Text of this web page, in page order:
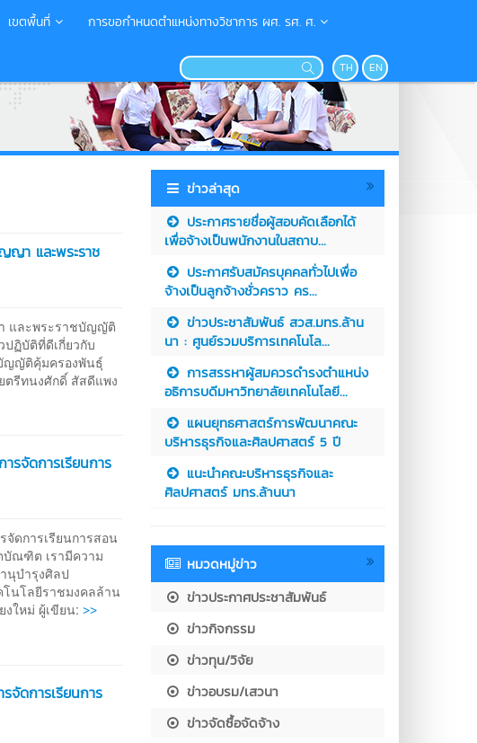
เขตพื้นที่ การขอกำหนดตำแหน่งทางวิชาการ ผศ. รศ. ศ.
TH EN
ญา และพระราช
และพระราชบัญญัติ
ฏิบัติที่ดีเกี่ยวกับ
ญญัติคุ้มครองพันธุ์
ตรีทนงศักดิ์ สัสดีแพง
จัดการเรียนการ
ดการเรียนการสอน
บัณฑิต เรามีความ
นุบำรุงศิลป
นโลยีราชมงคลล้าน
งใหม่ ผู้เขียน:>>
จัดการเรียนการ
ข่าวล่าสุด
ประกาศรายชื่อผู้สอบคัดเลือกได้
เพื่อจ้างเป็นพนักงานในสถาบ...
ประกาศรับสมัครบุคคลทั่วไปเพื่อ
จ้างเป็นลูกจ้างชั่วคราว คร...
ข่าวประชาสัมพันธ์ สวส.มทร.ล้าน
นา : ศูนย์รวมบริการเทคโนโล...
การสรรหาผู้สมควรดำรงตำแหน่ง
อธิการบดีมหาวิทยาลัยเทคโนโลยี...
แผนยุทธศาสตร์การพัฒนาคณะ
บริหารธุรกิจและศิลปศาสตร์ 5 ปี
แนะนำคณะบริหารธุรกิจและ
ศิลปศาสตร์ มทร.ล้านนา
หมวดหมู่ข่าว
ข่าวประกาศประชาสัมพันธ์
ข่าวกิจกรรม
ข่าวทุน/วิจัย
ข่าวอบรม/เสวนา
ข่าวจัดซื้อจัดจ้าง